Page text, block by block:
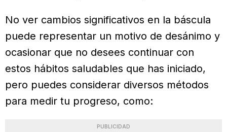
No ver cambios significativos en la báscula
puede representar un motivo de desánimo y
ocasionar que no desees continuar con
estos hábitos saludables que has iniciado,
pero puedes considerar diversos métodos
para medir tu progreso, como:
PUBLICIDAD